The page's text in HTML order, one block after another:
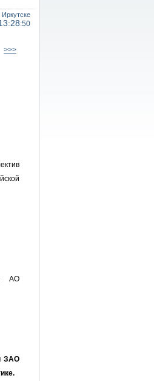
:50
>>>
АО
ЗАО